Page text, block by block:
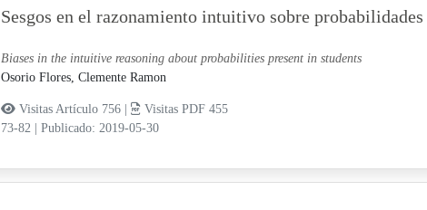
Sesgos en el razonamiento intuitivo sobre probabilidades
Biases in the intuitive reasoning about probabilities present in students
Osorio Flores, Clemente Ramon
Visitas Artículo 756 |
Visitas PDF 455
73-82
Publicado: 2019-05-30